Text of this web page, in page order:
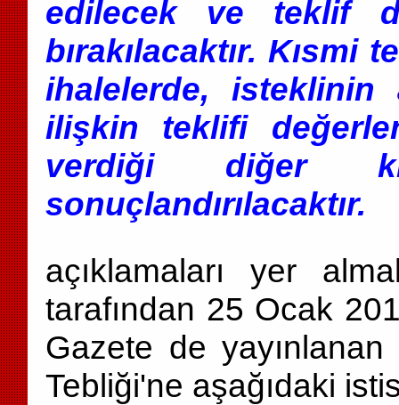
edilecek ve teklif
bırakılacaktır. Kısmi
ihalelerde, isteklinin
ilişkin teklifi
verdiği diğer
sonuçlandırılacaktır.
açıklamaları yer
tarafından 25 Ocak
Gazete de
Tebliği'ne aşağıdaki